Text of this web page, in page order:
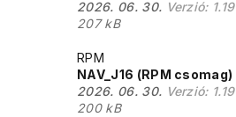
2026. 06. 30. Verzió: 1.19
207 kB
RPM
NAV_J16 (RPM csomag)
2026. 06. 30. Verzió: 1.19
200 kB